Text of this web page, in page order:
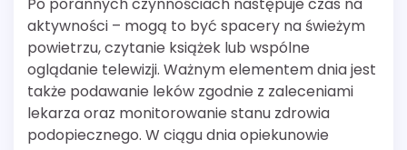
aktywności – mogą to być spacery na świeżym
powietrzu, czytanie książek lub wspólne
oglądanie telewizji. Ważnym elementem dnia jest
także podawanie leków zgodnie z zaleceniami
lekarza oraz monitorowanie stanu zdrowia
podopiecznego. W ciągu dnia opiekunowie